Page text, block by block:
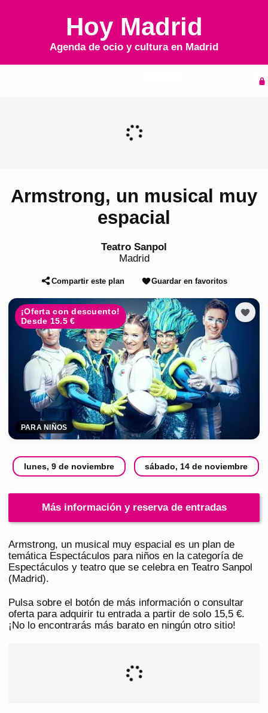
Hoy Madrid
Agenda de ocio y cultura en Madrid
Armstrong, un musical muy
espacial
Teatro Sanpol
Madrid
Compartir este plan Guardar en favoritos
¡Oferta con descuento!
Desde 15.5 €
PARA NIÑOS
lunes, 9 de noviembre sábado, 14 de noviembre
Más información y reserva de entradas
Armstrong, un musical muy espacial es un plan de
temática Espectáculos para niños en la categoría de
Espectáculos y teatro que se celebra en Teatro Sanpol
(Madrid).
Pulsa sobre el botón de más información o consultar
oferta para adquirir tu entrada a partir de solo 15,5 €.
¡No lo encontrarás más barato en ningún otro sitio!